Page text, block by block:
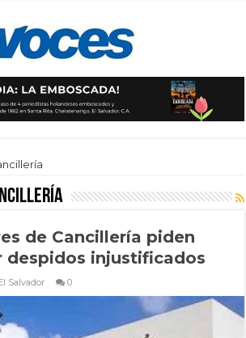
de Cancillería piden
despidos injustificados
Salvador 0